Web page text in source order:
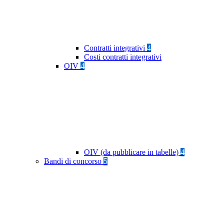
Contratti integrativi 4
Costi contratti integrativi
OIV 4
OIV (da pubblicare in tabelle) 4
Bandi di concorso 5